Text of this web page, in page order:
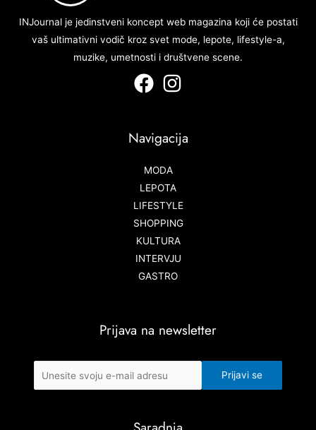
INJournal je jedinstveni koncept web magazina koji će postati
vaš ultimativni vodič kroz svet mode, lepote, lifestyle-a,
muzike, umetnosti i društvene scene.
Navigacija
MODA
LEPOTA
LIFESTYLE
SHOPPING
KULTURA
INTERVJU
GASTRO
Prijava na newsletter